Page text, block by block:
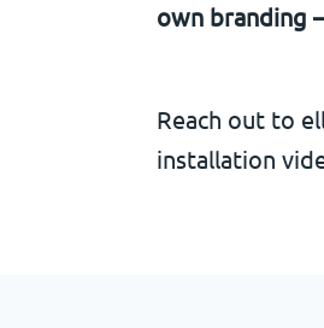
own branding –
Reach out to
installation